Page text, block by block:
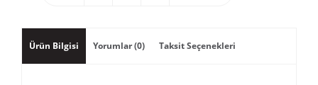
Ürün Bilgisi Yorumlar (0) Taksit Seçenekleri